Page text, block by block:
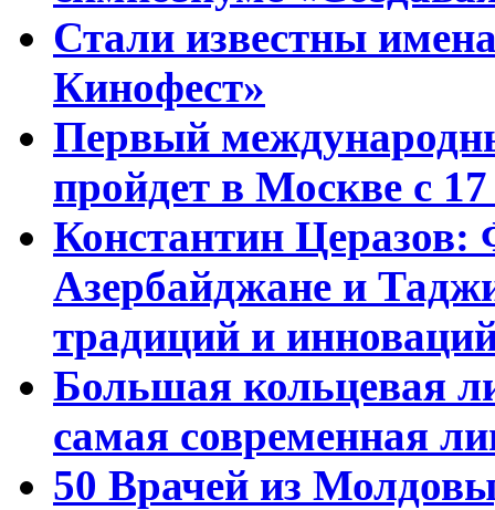
Стали известны
Кинофест»
Первый
пройдет в Москве с
Константин Церазов:
Азербайджане и
традиций и
Большая кольцевая
самая современная
50 Врачей из